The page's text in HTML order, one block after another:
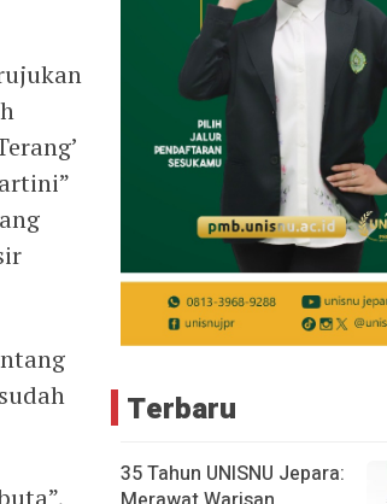
Terbaru
35 Tahun UNISNU Jepara: